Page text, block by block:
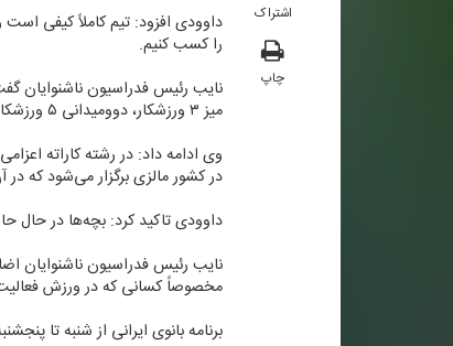
اشتراک
چاپ
داوودی افزود: تیم كاملاً كیفی است
را كسب كنیم.
میز ۳ ورزشكار، دوومیدانی ۵ ورزشكار، شطرنج ۲ ورزشكار به این مسابقات اعزام می‌شوند.
در كشور مالزی برگزار می‌شود كه
داوودی تاكید كرد: بچه‌ها در حال
نایب رئیس فدراسیون ناشنوایان
مخصوصاً كسانی كه در ورزش فعالیت
برنامه بانوی ایرانی از شنبه تا پنجشنبه ساعت ۸ از شبكه رادیویی ورزش موج اف ام ردیف ۹۲